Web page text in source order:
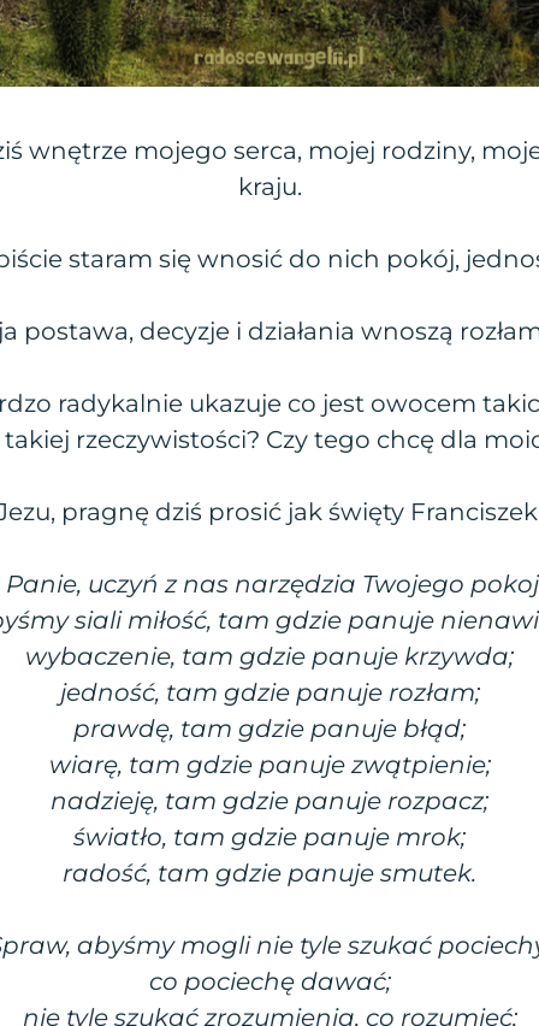
wnętrze mojego serca, mojej rodziny,
kraju.
staram się wnosić do nich pokój,
postawa, decyzje i działania wnoszą
radykalnie ukazuje co jest owocem
rzeczywistości? Czy tego chcę dla
pragnę dziś prosić jak święty
Panie, uczyń z nas narzędzia Twojego
siali miłość, tam gdzie panuje
wybaczenie, tam gdzie panuje krzywda;
jedność, tam gdzie panuje rozłam;
prawdę, tam gdzie panuje błąd;
wiarę, tam gdzie panuje zwątpienie;
nadzieję, tam gdzie panuje rozpacz;
światło, tam gdzie panuje mrok;
radość, tam gdzie panuje smutek.
abyśmy mogli nie tyle szukać
co pociechę dawać;
nie tyle szukać zrozumienia, co rozumieć;